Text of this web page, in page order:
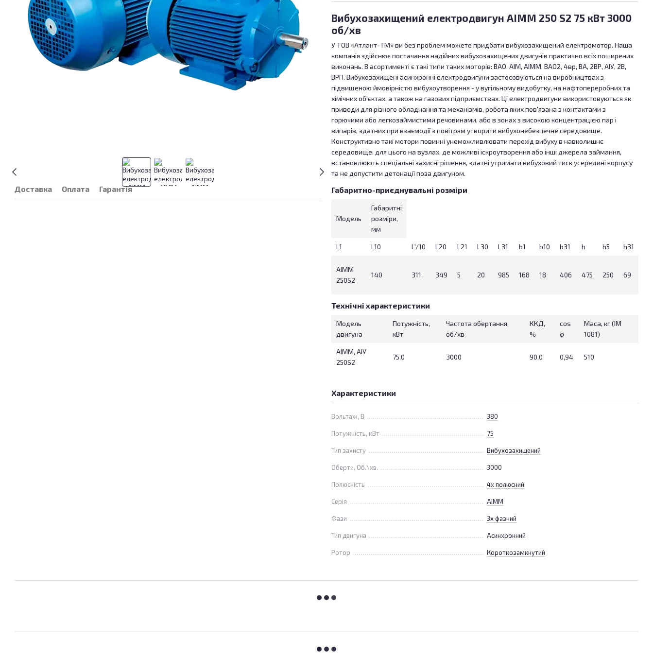
Доставка Оплата Гарантія
Вибухозахищений електродвигун АІММ 250 S2 75 кВт 3000
об/хв
У ТОВ «Атлант-ТМ» ви без проблем можете придбати вибухозахищений електромотор. Наша
компанія здійснює постачання надійних вибухозахищених двигунів практично всіх поширених
виконань. В асортименті є такі типи таких моторів: ВАО, АІМ, АІММ, ВАО2, 4вр, ВА, 2ВР, АІУ, 2В,
ВРП. Вибухозахищені асинхронні електродвигуни застосовуються на виробництвах з
підвищеною ймовірністю вибухоутворення - у вугільному видобутку, на нафтопереробних та
хімічних об'єктах, а також на газових підприємствах. Ці електродвигуни використовуються як
приводи для різного обладнання та механізмів, робота яких пов'язана з контактами з
горючими або легкозаймистими речовинами, або в зонах з високою концентрацією пар і
випарів, здатних при взаємодії з повітрям утворити вибухонебезпечне середовище.
Конструктивно такі мотори повинні унеможливлювати перехід вибуху в навколишнє
середовище: для цього на вузлах, де можливі іскроутворення або інші джерела займання,
встановлюють спеціальні захисні рішення, здатні утримати вибуховий тиск усередині корпусу
та не допустити детонації поза двигуном.
Габаритно-приєднувальні розміри
Модель
Габаритні
розміри,
мм
L1 L10 L'/10 L20 L21 L30 L31 b1 b10 b31 h h5 h31
АІММ
250S2
140 311 349 5 20 985 168 18 406 475 250 69
Технічні характеристики
Модель
двигуна
Потужність,
кВт
Частота обертання,
об/хв
ККД,
%
cos
φ
Маса, кг (IM
1081)
АІММ, АІУ
250S2
75,0 3000 90,0 0,94 510
Характеристики
Вольтаж, В 380
Потужність, кВт 75
Тип захисту Вибухозахищений
Оберти, Об.\хв. 3000
Полюсність 4х полюсний
Серія АІММ
Фази 3х фазний
Тип двигуна Асинхронний
Ротор Короткозамкнутий